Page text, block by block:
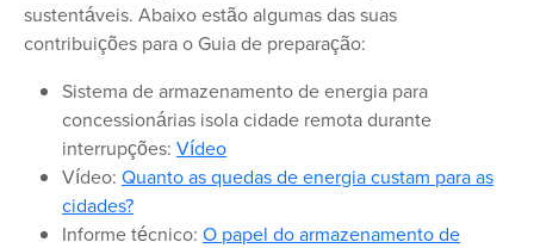
sustentáveis. Abaixo estão algumas das suas
contribuições para o Guia de preparação:
Sistema de armazenamento de energia para
concessionárias isola cidade remota durante
interrupções: Vídeo
Vídeo: Quanto as quedas de energia custam para as
cidades?
Informe técnico: O papel do armazenamento de